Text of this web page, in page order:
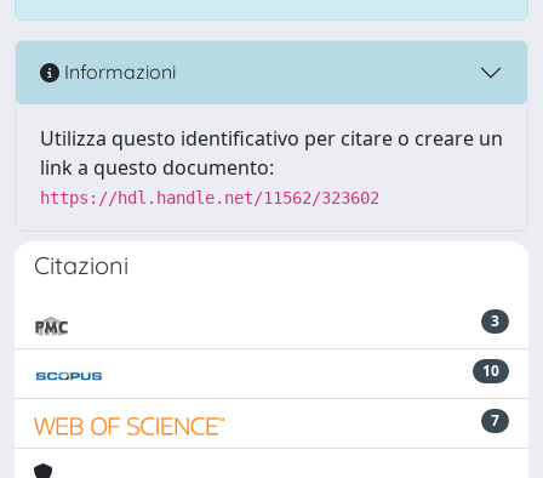
Informazioni
Utilizza questo identificativo per citare o creare un
link a questo documento:
https://hdl.handle.net/11562/323602
Citazioni
3
10
7